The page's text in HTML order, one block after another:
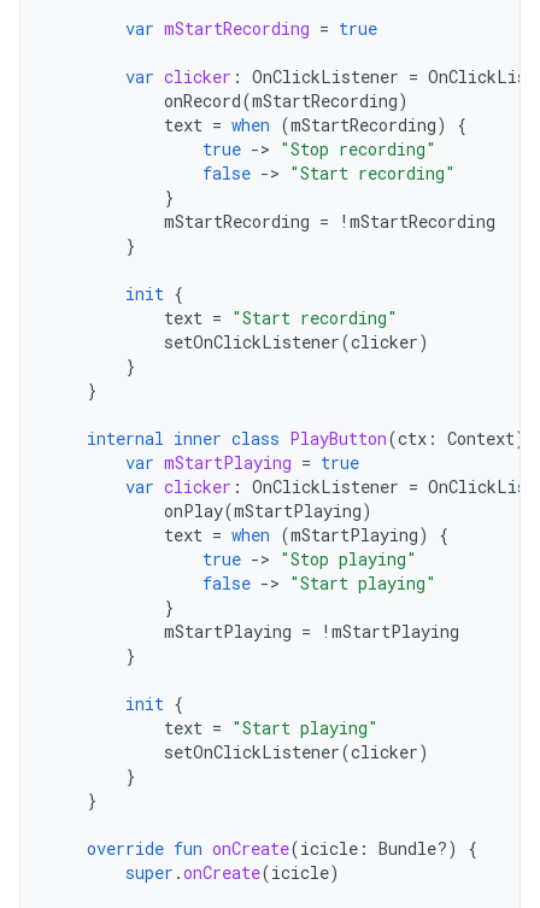
var mStartRecording = true
var clicker : OnClickListener =
onRecord(mStartRecording)
text = when (mStartRecording)
{
true -> "Stop recording"
false -> "Start recording"
}
mStartRecording = ! mStartRecording
}
init {
text = "Start recording"
setOnClickListener(clicker)
}
}
internal inner class PlayButton(ctx : Context)
var mStartPlaying = true
var clicker : OnClickListener =
onPlay(mStartPlaying)
text = when (mStartPlaying)
{
true -> "Stop playing"
false -> "Start playing"
}
mStartPlaying = ! mStartPlaying
}
init {
text = "Start playing"
setOnClickListener(clicker)
}
}
override fun onCreate(icicle : Bundle?)
{
super .onCreate(icicle)